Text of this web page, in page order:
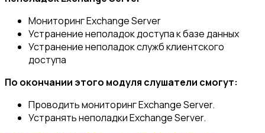
Мониторинг Exchange Server
Устранение неполадок доступа к базе данных
Устранение неполадок служб клиентского
доступа
По окончании этого модуля слушатели смогут:
Проводить мониторинг Exchange Server.
Устранять неполадки Exchange Server.